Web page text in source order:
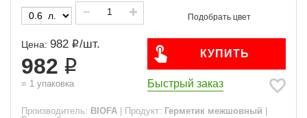
Цена: 982 /шт.
982
= 1 упаковка
КУПИТЬ
Быстрый заказ
Производитель: BIOFA Продукт: Герметик межшовный